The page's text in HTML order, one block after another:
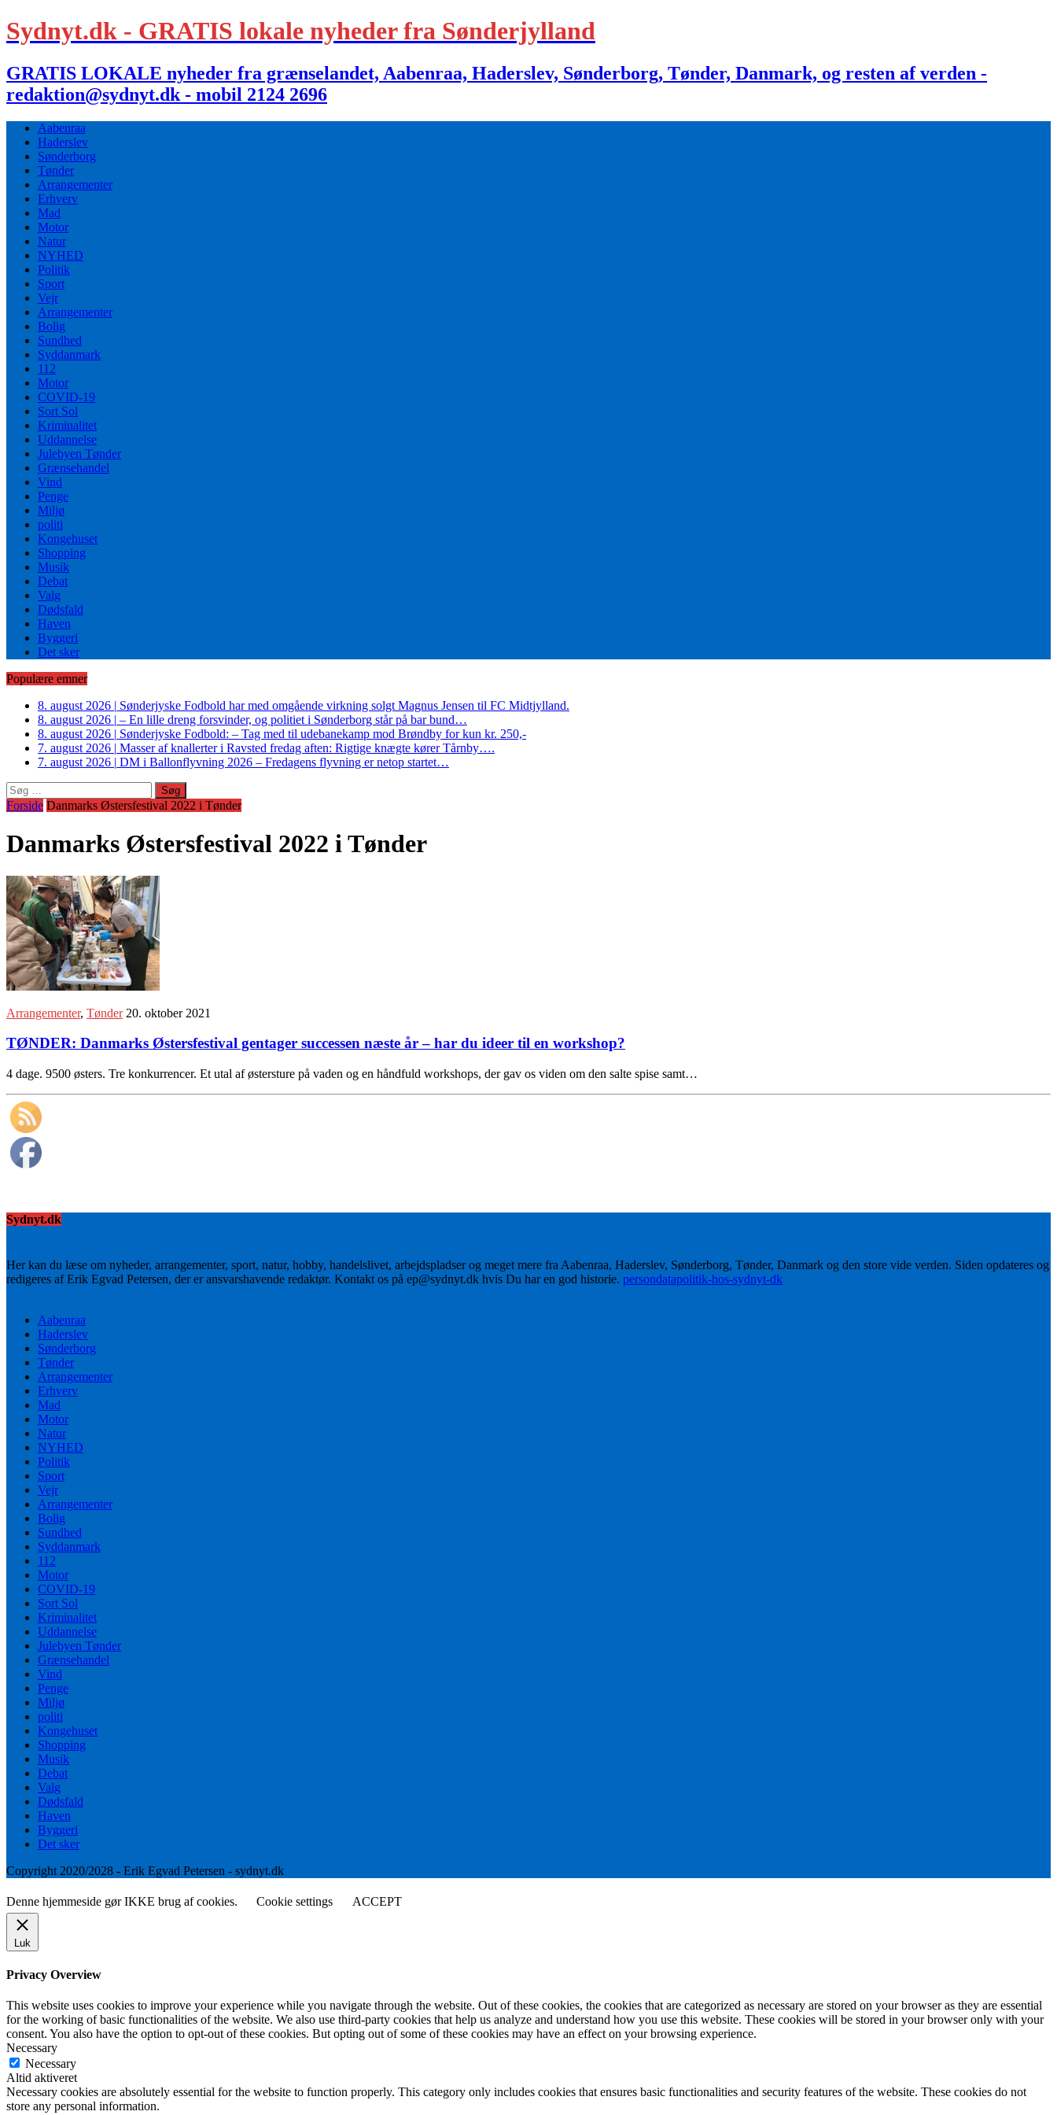
Sydnyt.dk - GRATIS lokale nyheder fra Sønderjylland
GRATIS LOKALE nyheder fra grænselandet, Aabenraa, Haderslev, Sønderborg, Tønder, Danmark, og resten af verden -
redaktion@sydnyt.dk - mobil 2124 2696
Aabenraa
Haderslev
Sønderborg
Tønder
Arrangementer
Erhverv
Mad
Motor
Natur
NYHED
Politik
Sport
Vejr
Arrangementer
Bolig
Sundhed
Syddanmark
112
Motor
COVID-19
Sort Sol
Kriminalitet
Uddannelse
Julebyen Tønder
Grænsehandel
Vind
Penge
Miljø
politi
Kongehuset
Shopping
Musik
Debat
Valg
Dødsfald
Haven
Byggeri
Det sker
Populære emner
8. august 2026 | Sønderjyske Fodbold har med omgående virkning solgt Magnus Jensen til FC Midtjylland.
8. august 2026 | – En lille dreng forsvinder, og politiet i Sønderborg står på bar bund…
8. august 2026 | Sønderjyske Fodbold: – Tag med til udebanekamp mod Brøndby for kun kr. 250,-
7. august 2026 | Masser af knallerter i Ravsted fredag aften: Rigtige knægte kører Tårnby….
7. august 2026 | DM i Ballonflyvning 2026 – Fredagens flyvning er netop startet…
Søg
efter:
Forside Danmarks Østersfestival 2022 i Tønder
Danmarks Østersfestival 2022 i Tønder
Arrangementer, Tønder 20. oktober 2021
TØNDER: Danmarks Østersfestival gentager successen næste år – har du ideer til en workshop?
4 dage. 9500 østers. Tre konkurrencer. Et utal af østersture på vaden og en håndfuld workshops, der gav os viden om den salte spise samt…
Sydnyt.dk
Her kan du læse om nyheder, arrangementer, sport, natur, hobby, handelslivet, arbejdspladser og meget mere fra Aabenraa, Haderslev, Sønderborg, Tønder, Danmark og den store vide verden. Siden opdateres og
redigeres af Erik Egvad Petersen, der er ansvarshavende redaktør. Kontakt os på ep@sydnyt.dk hvis Du har en god historie. persondatapolitik-hos-sydnyt-dk
Aabenraa
Haderslev
Sønderborg
Tønder
Arrangementer
Erhverv
Mad
Motor
Natur
NYHED
Politik
Sport
Vejr
Arrangementer
Bolig
Sundhed
Syddanmark
112
Motor
COVID-19
Sort Sol
Kriminalitet
Uddannelse
Julebyen Tønder
Grænsehandel
Vind
Penge
Miljø
politi
Kongehuset
Shopping
Musik
Debat
Valg
Dødsfald
Haven
Byggeri
Det sker
Copyright 2020/2028 - Erik Egvad Petersen - sydnyt.dk
Denne hjemmeside gør IKKE brug af cookies. Cookie settings ACCEPT
Luk
Privacy Overview
This website uses cookies to improve your experience while you navigate through the website. Out of these cookies, the cookies that are categorized as necessary are stored on your browser as they are essential
for the working of basic functionalities of the website. We also use third-party cookies that help us analyze and understand how you use this website. These cookies will be stored in your browser only with your
consent. You also have the option to opt-out of these cookies. But opting out of some of these cookies may have an effect on your browsing experience.
Necessary
Necessary
Altid aktiveret
Necessary cookies are absolutely essential for the website to function properly. This category only includes cookies that ensures basic functionalities and security features of the website. These cookies do not
store any personal information.